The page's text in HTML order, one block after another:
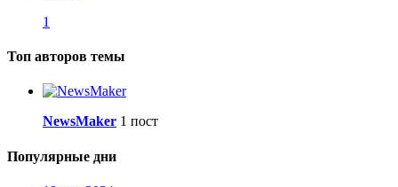
1
Топ авторов темы
NewsMaker 1 пост
Популярные дни